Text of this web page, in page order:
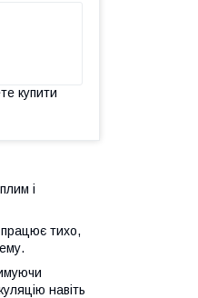
купити
і
працює тихо,
навіть